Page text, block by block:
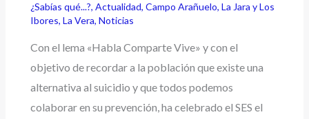
¿Sabías qué...?,Actualidad,Campo Arañuelo,La Jara y Los
Ibores,La Vera,Noticias
Con el lema «Habla Comparte Vive» y con el
objetivo de recordar a la población que existe una
alternativa al suicidio y que todos podemos
colaborar en su prevención, ha celebrado el SES el